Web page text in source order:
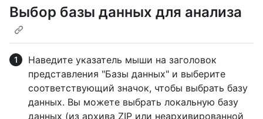
Выбор базы данных для анализа
Наведите указатель мыши на заголовок
представления "Базы данных" и выберите
соответствующий значок, чтобы выбрать базу
данных. Вы можете выбрать локальную базу
данных (из архива ZIP или неархивированной